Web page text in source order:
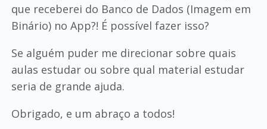
que receberei do Banco de Dados (Imagem em
Binário) no App?! É possível fazer isso?
Se alguém puder me direcionar sobre quais
aulas estudar ou sobre qual material estudar
seria de grande ajuda.
Obrigado, e um abraço a todos!